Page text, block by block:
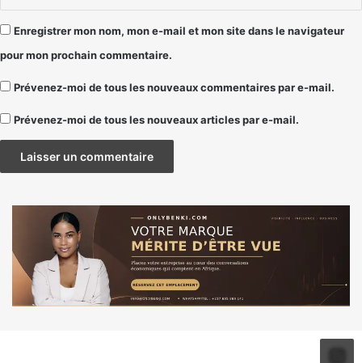
Enregistrer mon nom, mon e-mail et mon site dans le navigateur
pour mon prochain commentaire.
Prévenez-moi de tous les nouveaux commentaires par e-mail.
Prévenez-moi de tous les nouveaux articles par e-mail.